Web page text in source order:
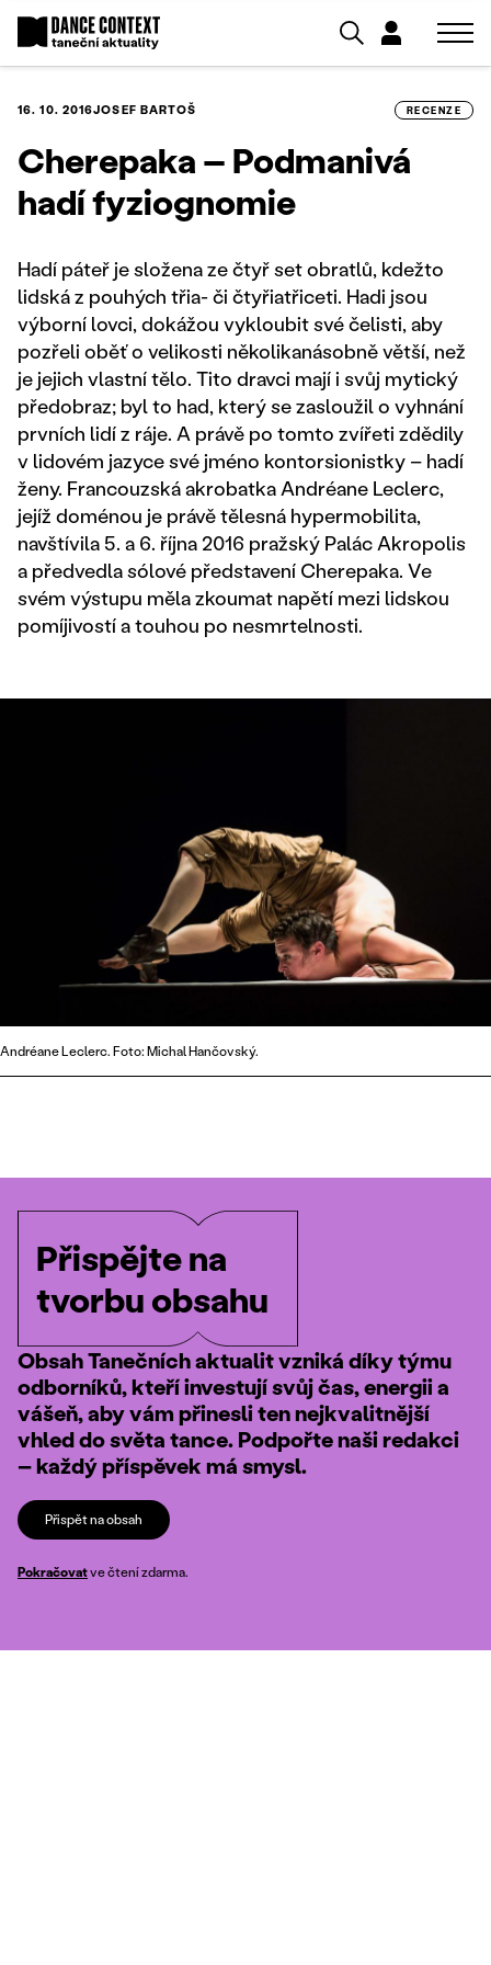
16. 10. 2016JOSEF BARTOŠ RECENZE
Cherepaka – Podmanivá
hadí fyziognomie
Hadí páteř je složena ze čtyř set obratlů, kdežto
lidská z pouhých třia- či čtyřiatřiceti. Hadi jsou
výborní lovci, dokážou vykloubit své čelisti, aby
pozřeli oběť o velikosti několikanásobně větší, než
je jejich vlastní tělo. Tito dravci mají i svůj mytický
předobraz; byl to had, který se zasloužil o vyhnání
prvních lidí z ráje. A právě po tomto zvířeti zdědily
v lidovém jazyce své jméno kontorsionistky – hadí
ženy. Francouzská akrobatka Andréane Leclerc,
jejíž doménou je právě tělesná hypermobilita,
navštívila 5. a 6. října 2016 pražský Palác Akropolis
a předvedla sólové představení Cherepaka. Ve
svém výstupu měla zkoumat napětí mezi lidskou
pomíjivostí a touhou po nesmrtelnosti.
Andréane Leclerc. Foto: Michal Hančovský.
Přispějte na
tvorbu obsahu
Obsah Tanečních aktualit vzniká díky týmu
odborníků, kteří investují svůj čas, energii a
vášeň, aby vám přinesli ten nejkvalitnější
vhled do světa tance. Podpořte naši redakci
– každý příspěvek má smysl.
Přispět na obsah
Pokračovatve čtení zdarma.